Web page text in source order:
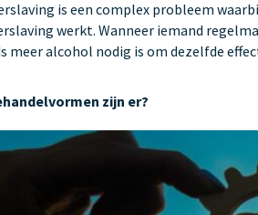
is een complex probleem
werkt. Wanneer iemand
meer alcohol nodig is om dezelfde
zijn er?